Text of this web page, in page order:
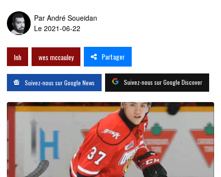
Par André Soueidan
Le 2021-06-22
lnh wes mccauley Partager
Suivez-nous sur Google News Suivez-nous sur Google Discover